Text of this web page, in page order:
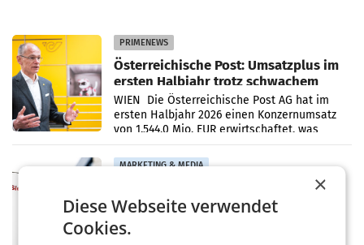
PRIMENEWS
Österreichische Post: Umsatzplus im
ersten Halbjahr trotz schwachem
Briefgeschäft
WIEN Die Österreichische Post AG hat im
ersten Halbjahr 2026 einen Konzernumsatz
von 1.544,0 Mio. EUR erwirtschaftet, was
einem Plus von 3,8 Prozent gegenüber dem
Vergleichszeitraum
MARKETING & MEDIA
überraschend viel Gewinn
UNTERFÖHRING/MAILAND/AMSTERDAM. Der
Fernsehkonzern ProSiebenSat.1 hat im
×
Diese Webseite verwendet
Cookies.